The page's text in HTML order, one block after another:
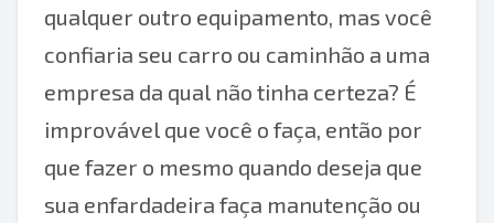
qualquer outro equipamento, mas você
confiaria seu carro ou caminhão a uma
empresa da qual não tinha certeza? É
improvável que você o faça, então por
que fazer o mesmo quando deseja que
sua enfardadeira faça manutenção ou